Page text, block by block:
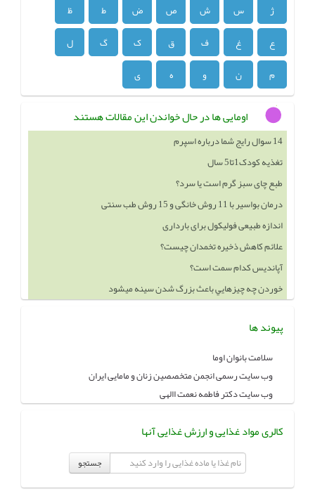
ژ
س ش ص ض ط
ظ
ع
غ ف ق ک گ
ل
م
ن و ه ی
اومایی ها در حال خواندن این مقالات هستند
14 سوال رایج شما درباره اسپرم
تغذیه کودک1تا5 سال
طبع چای سبز گرم است یا سرد؟
درمان بواسیر با 11 روش خانگی و 15 روش طب سنتی
اندازه طبیعی فولیکول برای بارداری
علائم کاهش ذخیره تخمدان چیست؟
آپاندیس کدام سمت است؟
خوردن چه چيزهايي باعث بزرگ شدن سينه ميشود
پیوند ها
سلامت بانوان اوما
وب سایت رسمی انجمن متخصصین زنان و مامایی ایران
وب سایت دکتر فاطمه نعمت االهی
کالری مواد غذایی و ارزش غذایی آنها
جستجو